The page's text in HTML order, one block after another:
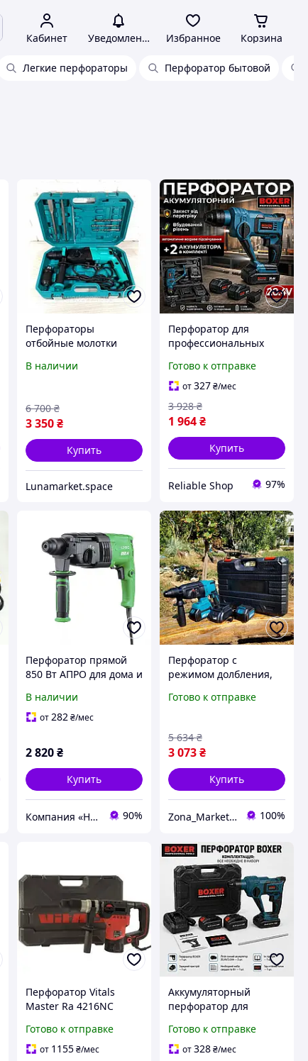
Кабинет Уведомления Избранное Корзина
Легкие перфораторы Перфоратор бытовой
Перфораторы
отбойные молотки
Прямой перфоратор
В наличии
3 350 ₴
6 700 ₴
Купить
Lunamarket.space
Перфоратор для
профессиональных
Аккумуляторный
перфоратор с
зарядным устройством
Беспроводной
перфоратор 5000 уд/
мин
Готово к отправке
от327₴/мес
1 964₴
3 928 ₴
Купить
Reliable Shop 97%
Перфоратор прямой
850 Вт АПРО для дома и
работы, 36 месяцев
гарантии
В наличии
от282 ₴/мес
2 820 ₴
Купить
Компания «НовоБуд» 90%
Перфоратор с
режимом долбления,
пластиковом
AN-96
Готово к отправке
3 073₴
5 634 ₴
Купить
Zona_Market_shop 100%
Перфоратор Vitals
Master Ra 4216NC
для профессиональных
работ, артикул 15-
Готово к отправке
от 1155 ₴/мес
Аккумуляторный
перфоратор для
Boxer Перфоратор для
кирпича 20.4V
Готово к отправке
от328₴/мес